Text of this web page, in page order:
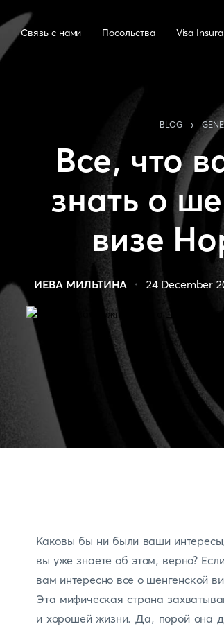
Связь с нами Посольства Visa
BLOG ›
Все, что
знать о
визе
ИЕВА МИЛЬТИНА 24 December
Каковы бы ни были ваши интересы,
вы уже знаете об этом, верно?
вам интересно все о шенгенской
Эта мифическая страна
и хорошей жизни. Да, порой она